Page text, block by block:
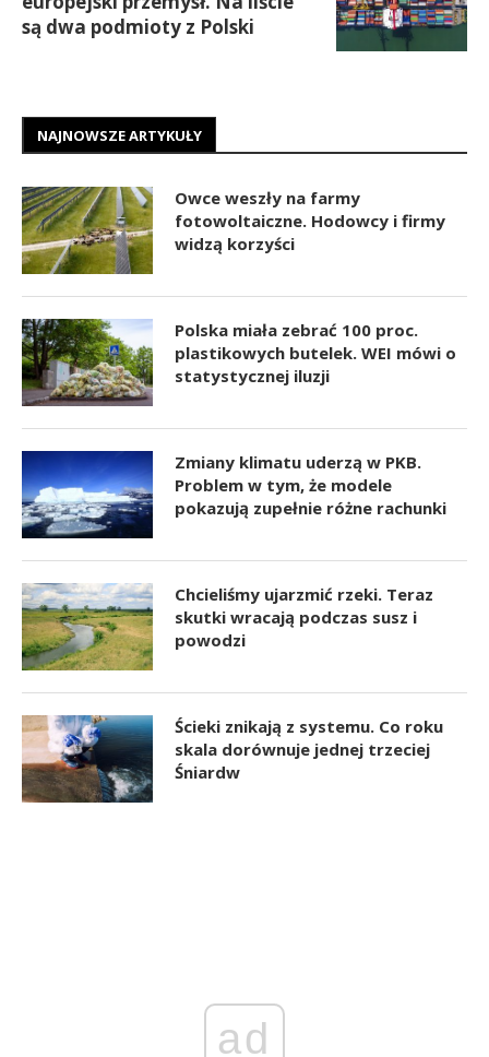
są dwa podmioty z Polski
NAJNOWSZE ARTYKUŁY
Owce weszły na farmy
fotowoltaiczne. Hodowcy i firmy
widzą korzyści
Polska miała zebrać 100 proc.
plastikowych butelek. WEI mówi o
statystycznej iluzji
Zmiany klimatu uderzą w PKB.
Problem w tym, że modele
pokazują zupełnie różne rachunki
Chcieliśmy ujarzmić rzeki. Teraz
skutki wracają podczas susz i
powodzi
Ścieki znikają z systemu. Co roku
skala dorównuje jednej trzeciej
Śniardw
ad